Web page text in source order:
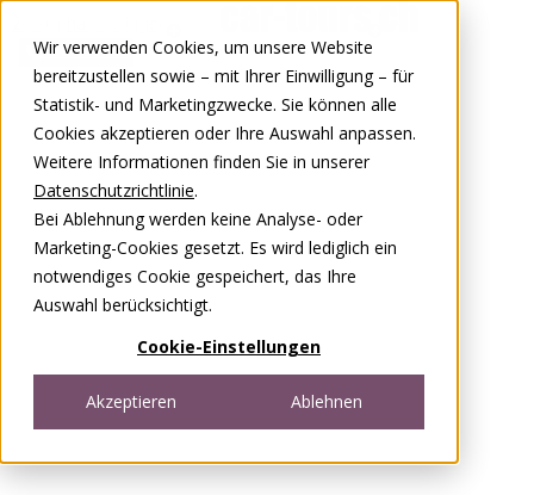
Wir verwenden Cookies, um unsere Website
bereitzustellen sowie – mit Ihrer Einwilligung – für
Statistik- und Marketingzwecke. Sie können alle
Cookies akzeptieren oder Ihre Auswahl anpassen.
Weitere Informationen finden Sie in unserer
Datenschutzrichtlinie.
Bei Ablehnung werden keine Analyse- oder
Marketing-Cookies gesetzt. Es wird lediglich ein
notwendiges Cookie gespeichert, das Ihre
Auswahl berücksichtigt.
Cookie-Einstellungen
Akzeptieren Ablehnen
0848 00 77 88